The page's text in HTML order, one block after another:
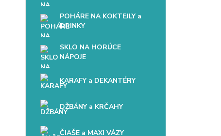
POHÁRE NA KOKTEJLY a
DRINKY
SKLO NA HORÚCE
NÁPOJE
KARAFY a DEKANTÉRY
DŽBÁNY a KRČAHY
ČIAŠE a MAXI VÁZY